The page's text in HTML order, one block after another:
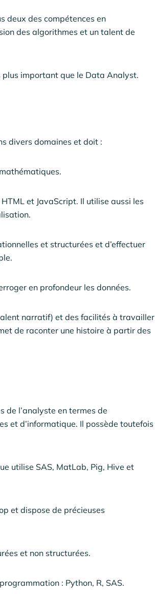
deux des compétences en
des algorithmes et un talent de
important que le Data Analyst.
divers domaines et doit :
et JavaScript. Il utilise aussi les
et structurées et d’effectuer
en profondeur les données.
narratif) et des facilités à travailler
de raconter une histoire à partir des
de l’analyste en termes de
et d’informatique. Il possède toutefois
utilise SAS, MatLab, Pig, Hive et
et dispose de précieuses
et non structurées.
: Python, R, SAS.